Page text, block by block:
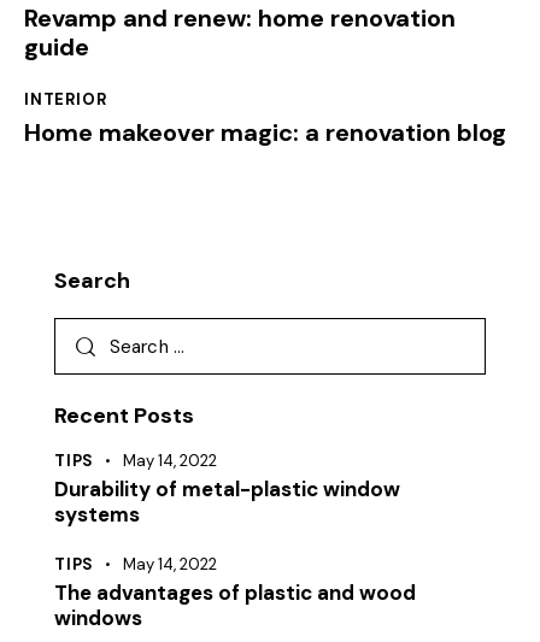
Revamp and renew: home renovation
guide
INTERIOR
Home makeover magic: a renovation blog
Search
Recent Posts
TIPS May 14, 2022
Durability of metal-plastic window
systems
TIPS May 14, 2022
The advantages of plastic and wood
windows